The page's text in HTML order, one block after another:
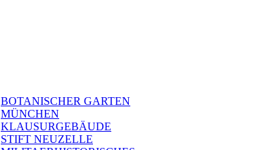
BOTANISCHER GARTEN
MÜNCHEN
KLAUSURGEBÄUDE
STIFT NEUZELLE